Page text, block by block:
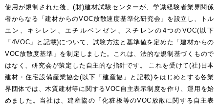
使用が規制された後、(財)建材試験センターが、学識経験者業界関係
者からなる「建材からのVOC放散速度基準化研究会」を設立し、トル
エン、キシレン、エチルベンゼン、スチレンの4つのVOC(以下
「4VOC」と記載)について、試験方法と基準値を定めた「建材からの
VOC放散度基準」を制定しました。これは、法的な規制基づくもので
はなく、研究会が策定した自主的な指針です。 これを受けて(社)日本
建材・住宅設備産業協会(以下「建産協」と記載)をはじめとする各業
界団体では、木質建材等に関するVOC自主表示制度を作り、運用を始
めました。当社は、建産協の「化粧板等のVOC放散に関する自主表